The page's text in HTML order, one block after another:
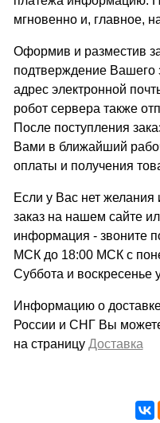
мгновенно и, главное,
Оформив и разместив
подтверждение Вашего
адрес электронной
робот сервера также
После поступления
Вами в ближайший
оплаты и получения
Если у Вас нет
заказ на нашем сайте
информация - звоните
МСК до 18:00 МСК с
Суббота и воскресенье
Информацию о
России и СНГ Вы
на страницу Доставка